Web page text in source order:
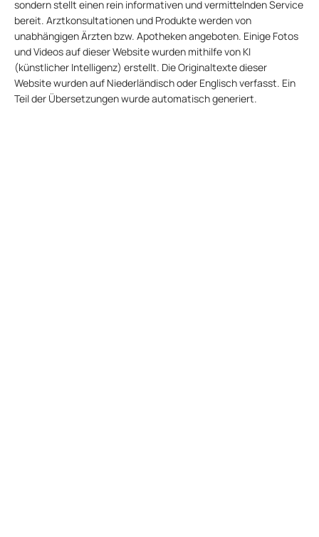
sondern stellt einen rein informativen und vermittelnden Service
bereit. Arztkonsultationen und Produkte werden von
unabhängigen Ärzten bzw. Apotheken angeboten. Einige Fotos
und Videos auf dieser Website wurden mithilfe von KI
(künstlicher Intelligenz) erstellt. Die Originaltexte dieser
Website wurden auf Niederländisch oder Englisch verfasst. Ein
Teil der Übersetzungen wurde automatisch generiert.